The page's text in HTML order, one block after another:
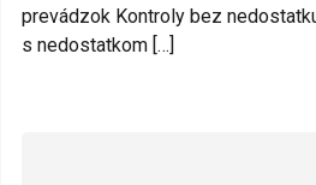
prevádzok Kontroly bez
s nedostatkom […]